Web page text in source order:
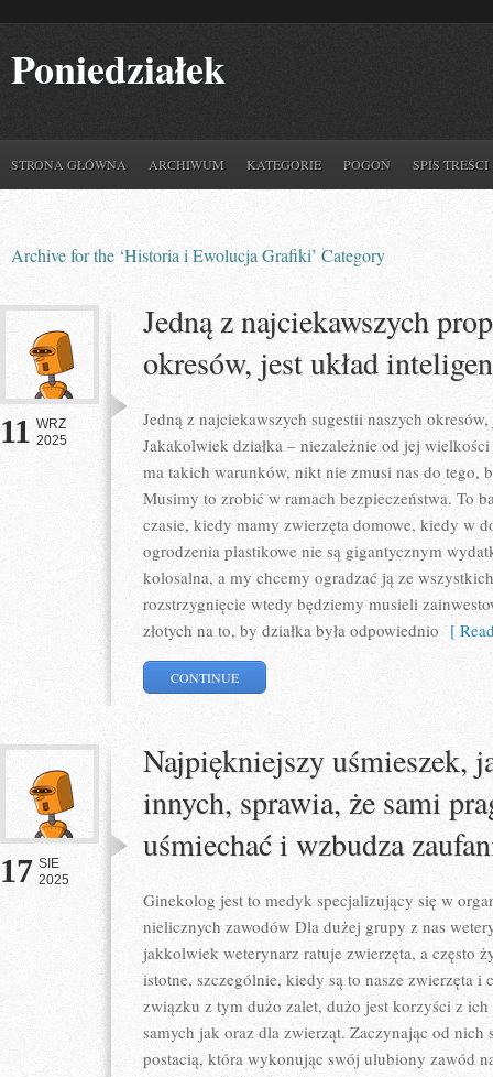
Poniedziałek
STRONA GŁÓWNA ARCHIWUM KATEGORIE POGOŃ SPIS TREŚCI
Archive for the ‘Historia i Ewolucja Grafiki’ Category
11 WRZ
2025
Jedną z najciekawszych
okresów, jest układ
Jedną z najciekawszych sugestii naszych
Jakakolwiek działka – niezależnie od jej
ma takich warunków, nikt nie zmusi nas do tego,
Musimy to zrobić w ramach bezpieczeństwa. To
czasie, kiedy mamy zwierzęta domowe, kiedy w
ogrodzenia plastikowe nie są gigantycznym
kolosalna, a my chcemy ogradzać ją ze
rozstrzygnięcie wtedy będziemy musieli
złotych na to, by działka była odpowiednio [
CONTINUE
17 SIE
2025
Najpiękniejszy uśmieszek,
innych, sprawia, że sami
uśmiechać i wzbudza
Ginekolog jest to medyk specjalizujący się w
nielicznych zawodów Dla dużej grupy z nas
jakkolwiek weterynarz ratuje zwierzęta, a często
istotne, szczególnie, kiedy są to nasze zwierzęta i
związku z tym dużo zalet, dużo jest korzyści z
samych jak oraz dla zwierząt. Zaczynając od nich
postacią, która wykonując swój ulubiony zawód